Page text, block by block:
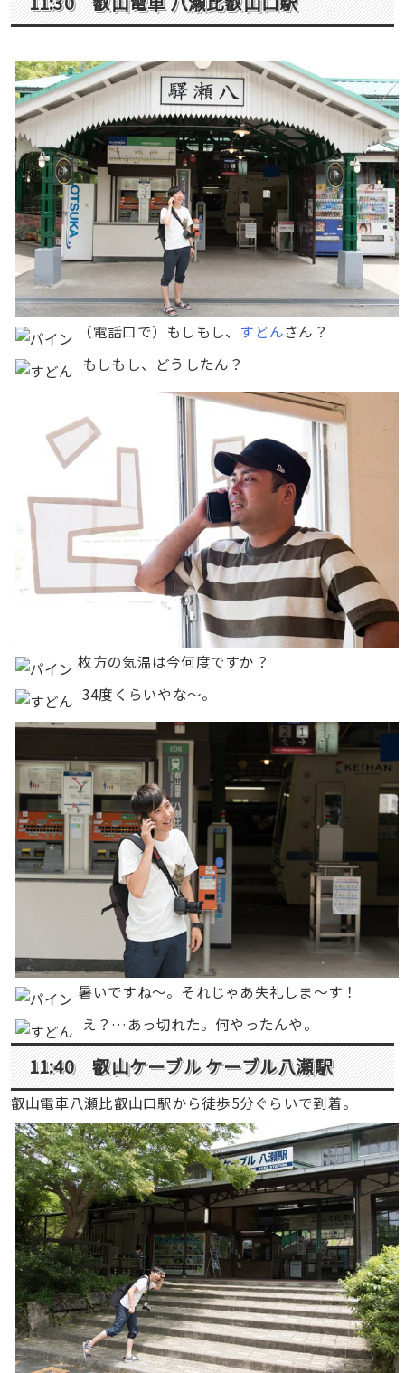
（電話口で）もしもし、 すどんさん？
もしもし、どうしたん？
枚方の気温は今何度ですか？
34度くらいやな〜。
暑いですね〜。それじゃあ失礼しま〜す！
え？…あっ切れた。何やったんや。
11:40 叡山ケーブル ケーブル八瀬駅
叡山電車八瀬比叡山口駅から徒歩5分ぐらいで到着。